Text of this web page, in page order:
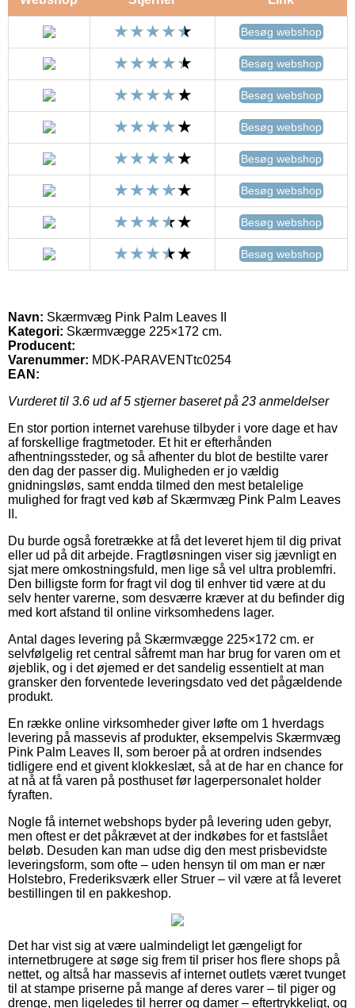
Besøg webshop
Besøg webshop
Besøg webshop
Besøg webshop
Besøg webshop
Besøg webshop
Besøg webshop
Besøg webshop
Navn: Skærmvæg Pink Palm Leaves II
Kategori: Skærmvægge 225×172 cm.
Producent:
Varenummer: MDK-PARAVENTtc0254
EAN:
Vurderet til 3.6 ud af 5 stjerner baseret på 23 anmeldelser
En stor portion internet varehuse tilbyder i vore dage et hav
af forskellige fragtmetoder. Et hit er efterhånden
afhentningssteder, og så afhenter du blot de bestilte varer
den dag der passer dig. Muligheden er jo vældig
gnidningsløs, samt endda tilmed den mest betalelige
mulighed for fragt ved køb af Skærmvæg Pink Palm Leaves
II.
Du burde også foretrække at få det leveret hjem til dig privat
eller ud på dit arbejde. Fragtløsningen viser sig jævnligt en
sjat mere omkostningsfuld, men lige så vel ultra problemfri.
Den billigste form for fragt vil dog til enhver tid være at du
selv henter varerne, som desværre kræver at du befinder dig
med kort afstand til online virksomhedens lager.
Antal dages levering på Skærmvægge 225×172 cm. er
selvfølgelig ret central såfremt man har brug for varen om et
øjeblik, og i det øjemed er det sandelig essentielt at man
gransker den forventede leveringsdato ved det pågældende
produkt.
En række online virksomheder giver løfte om 1 hverdags
levering på massevis af produkter, eksempelvis Skærmvæg
Pink Palm Leaves II, som beroer på at ordren indsendes
tidligere end et givent klokkeslæt, så at de har en chance for
at nå at få varen på posthuset før lagerpersonalet holder
fyraften.
Nogle få internet webshops byder på levering uden gebyr,
men oftest er det påkrævet at der indkøbes for et fastslået
beløb. Desuden kan man udse dig den mest prisbevidste
leveringsform, som ofte – uden hensyn til om man er nær
Holstebro, Frederiksværk eller Struer – vil være at få leveret
bestillingen til en pakkeshop.
Det har vist sig at være ualmindeligt let gængeligt for
internetbrugere at søge sig frem til priser hos flere shops på
nettet, og altså har massevis af internet outlets været tvunget
til at stampe priserne på mange af deres varer – til piger og
drenge, men ligeledes til herrer og damer – eftertrykkeligt, og